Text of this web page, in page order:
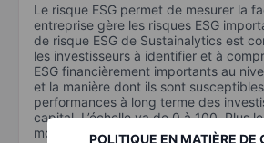
POLITIQUE EN MATIÈRE DE
Le risque ESG permet de mesurer la
entreprise gère les risques ESG
de risque ESG de Sustainalytics est
les investisseurs à identifier et à
ESG financièrement importants au
et la manière dont ils sont
performances à long terme des
capital. L’échelle va de 0 à 100. Plus
moins il est important (0 équivaut à